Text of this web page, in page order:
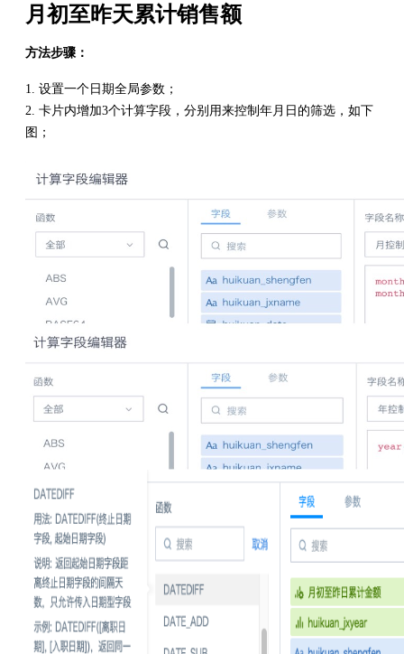
月初至昨天累计销售额
方法步骤：
1. 设置一个日期全局参数；
2. 卡片内增加3个计算字段，分别用来控制年月日的筛选，如下
图；